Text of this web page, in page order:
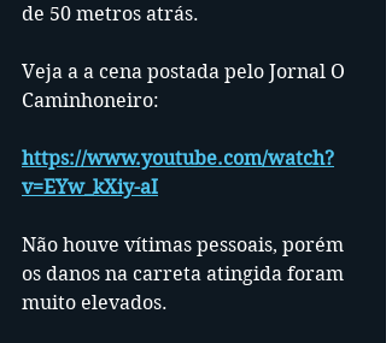
de 50 metros atrás.
Veja a a cena postada pelo Jornal O
Caminhoneiro:
https://www.youtube.com/watch?
v=EYw_kXiy-aI
Não houve vítimas pessoais, porém
os danos na carreta atingida foram
muito elevados.